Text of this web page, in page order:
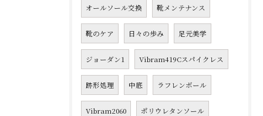
オールソール交換 靴メンテナンス
靴のケア 日々の歩み 足元美学
ジョーダン1 Vibram419Cスパイクレス
跡形処理 中底 ラフレンボール
Vibram2060 ポリウレタンソール